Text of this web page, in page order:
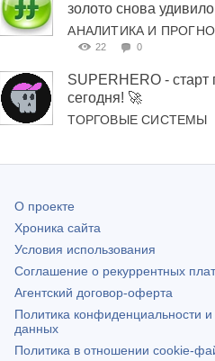
золото снова
АНАЛИТИКА И
22 0
SUPERHERO - старт
сегодня! 🚀
ТОРГОВЫЕ СИСТЕМЫ
О проекте
Хроника сайта
Условия использования
Соглашение о рекуррентных
Агентский договор-оферта
Политика конфиденциальности
данных
Политика в отношении cookie-